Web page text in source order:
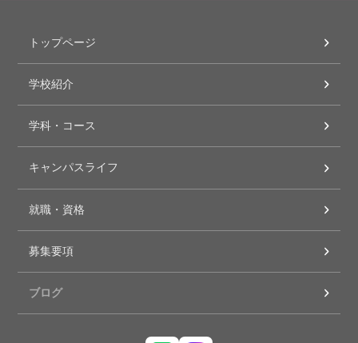
トップページ
学校紹介
学科・コース
キャンパスライフ
就職・資格
募集要項
ブログ